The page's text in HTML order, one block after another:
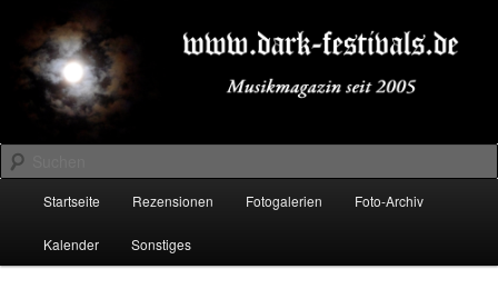
primären
Inhalt
springen
sekundären
Inhalt
springenDARK-FESTIVALS.DE
Suchen
Startseite Rezensionen Fotogalerien Foto-Archiv
Kalender Sonstiges